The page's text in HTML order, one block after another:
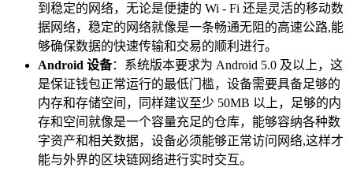
到稳定的网络，无论是便捷的 Wi - Fi 还是灵活的移动数
据网络，稳定的网络就像是一条畅通无阻的高速公路,能
够确保数据的快速传输和交易的顺利进行。
Android 设备：系统版本要求为 Android 5.0 及以上，这
是保证钱包正常运行的最低门槛，设备需要具备足够的
内存和存储空间，同样建议至少 50MB 以上，足够的内
存和空间就像是一个容量充足的仓库，能够容纳各种数
字资产和相关数据，设备必须能够正常访问网络,这样才
能与外界的区块链网络进行实时交互。